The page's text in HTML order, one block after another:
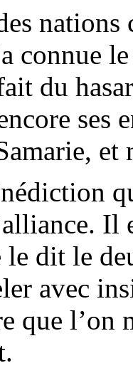
nations
connue
du
ses
et
Il
dit le
avec
que l’on